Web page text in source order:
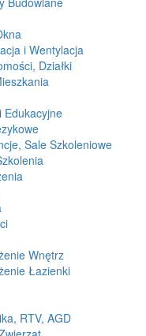
i Wentylacja
Działki
Edukacyjne
Sale Szkoleniowe
Wnętrz
Łazienki
RTV, AGD